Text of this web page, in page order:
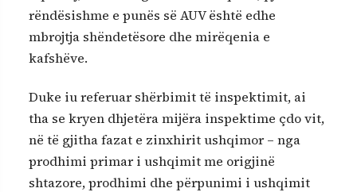
rëndësishme e punës së AUV është edhe
mbrojtja shëndetësore dhe mirëqenia e
kafshëve.
Duke iu referuar shërbimit të inspektimit, ai
tha se kryen dhjetëra mijëra inspektime çdo vit,
në të gjitha fazat e zinxhirit ushqimor – nga
prodhimi primar i ushqimit me origjinë
shtazore, prodhimi dhe përpunimi i ushqimit